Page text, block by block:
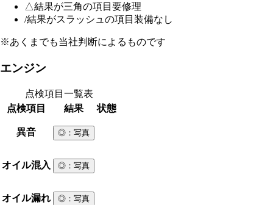
△結果が三角の項目 要修理
/結果がスラッシュの項目 装備なし
※あくまでも当社判断によるものです
エンジン
点検項目一覧表
点検項目
結果 状態
異音 ◎ ：写真
オイル混入 ◎ ：写真
オイル漏れ ◎ ：写真